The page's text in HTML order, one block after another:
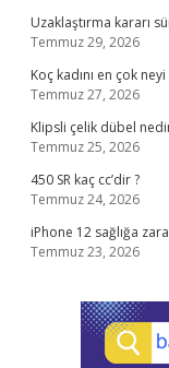
Uzaklaştırma kararı
Temmuz 29, 2026
Koç kadını en çok
Temmuz 27, 2026
Klipsli çelik dübel
Temmuz 25, 2026
450 SR kaç cc’dir ?
Temmuz 24, 2026
iPhone 12 sağlığa
Temmuz 23, 2026